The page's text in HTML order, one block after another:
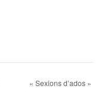
« Sexions d’ados »